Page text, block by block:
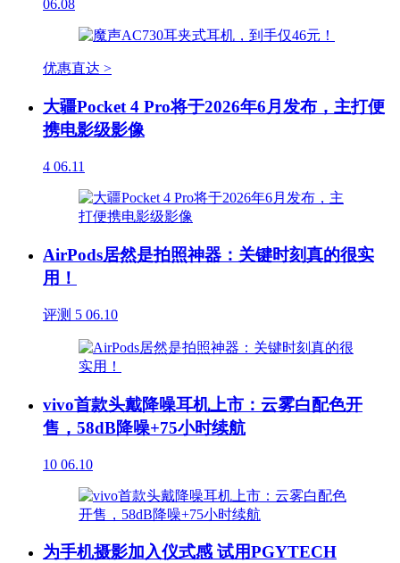
06.08
优惠直达 >
大疆Pocket 4 Pro将于2026年6月发布，主打便
携电影级影像
4 06.11
AirPods居然是拍照神器：关键时刻真的很实
用！
评测 5 06.10
vivo首款头戴降噪耳机上市：云雾白配色开
售，58dB降噪+75小时续航
10 06.10
为手机摄影加入仪式感 试用PGYTECH